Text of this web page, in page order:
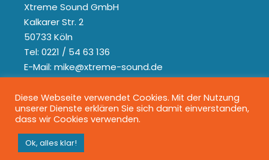
Xtreme Sound GmbH
Kalkarer Str. 2
50733 Köln
Tel: 0221 / 54 63 136
E-Mail: mike@xtreme-sound.de
Diese Webseite verwendet Cookies. Mit der Nutzung
unserer Dienste erklären Sie sich damit einverstanden,
dass wir Cookies verwenden.
Ok, alles klar!